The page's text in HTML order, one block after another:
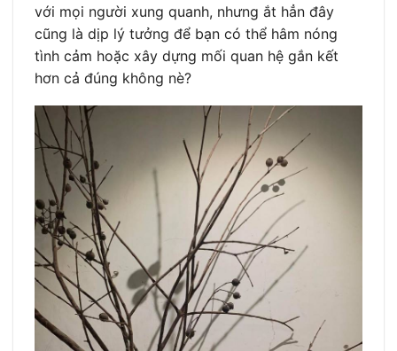
với mọi người xung quanh, nhưng ắt hẳn đây
cũng là dịp lý tưởng để bạn có thể hâm nóng
tình cảm hoặc xây dựng mối quan hệ gắn kết
hơn cả đúng không nè?